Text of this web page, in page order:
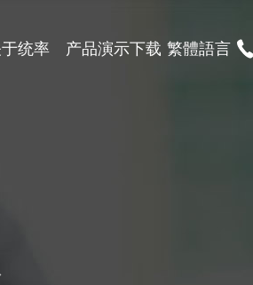
统率 产品演示下载 繁體語言